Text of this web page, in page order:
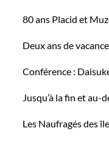
80 ans Placid et
Deux ans de
Conférence :
Jusqu’à la fin et au-
Les Naufragés des